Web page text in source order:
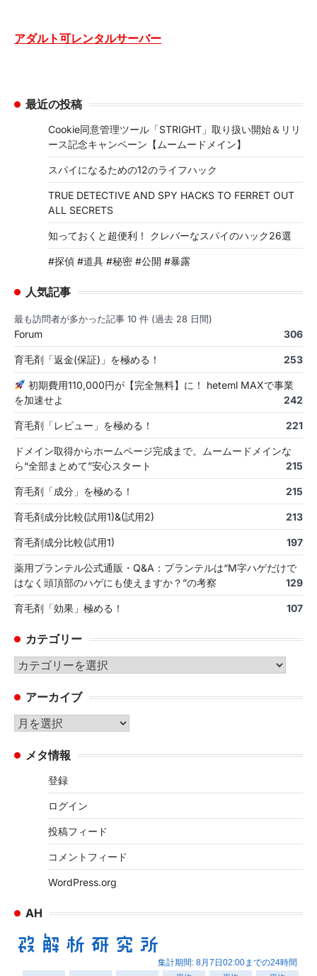
アダルト可レンタルサーバー
最近の投稿
Cookie同意管理ツール「STRIGHT」取り扱い開始＆リリ
ース記念キャンペーン【ムームードメイン】
スパイになるための12のライフハック
TRUE DETECTIVE AND SPY HACKS TO FERRET OUT
ALL SECRETS
知っておくと超便利！ クレバーなスパイのハック26選
#探偵 #道具 #秘密 #公開 #暴露
人気記事
最も訪問者が多かった記事 10 件 (過去 28 日間)
Forum 306
育毛剤「返金(保証)」を極める！ 253
初期費用110,000円が【完全無料】に！ heteml MAXで事業
を加速せよ
242
育毛剤「レビュー」を極める！ 221
ドメイン取得からホームページ完成まで。ムームードメインな
ら“全部まとめて”安心スタート
215
育毛剤「成分」を極める！ 215
育毛剤成分比較(試用1)&(試用2) 213
育毛剤成分比較(試用1) 197
薬用プランテル公式通販・Q&A：プランテルは“M字ハゲだけで
はなく頭頂部のハゲにも使えますか？”の考察
129
育毛剤「効果」極める！ 107
カテゴリー
カ
ゴ
リ
ー
アーカイブ
ア
カ メタ情報
登録
ログイン
投稿フィード
コメントフィード
WordPress.org
AH